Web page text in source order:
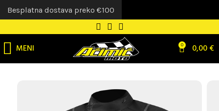
MENI 0 0,00€
Besplatna dostava preko €100